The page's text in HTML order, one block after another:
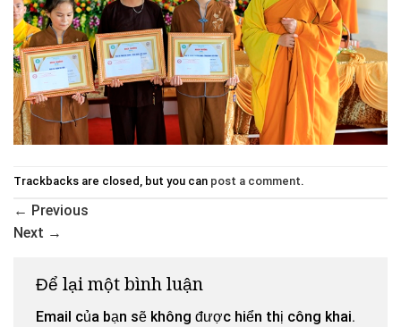
Trackbacks are closed, but you can post a comment.
← Previous
Next →
Để lại một bình luận
Email của bạn sẽ không được hiển thị công khai.